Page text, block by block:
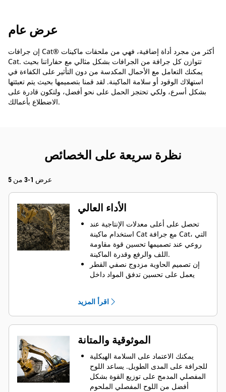
عرض عام
إن جرافات Cat®‎ أكثر من مجرد أداة إضافية، فهي من ملحقات ماكينات
Cat. تتوازن كل جرافة من الجرافات بشكل مثالي مع حفاراتنا بحيث
يمكنك التعامل مع الأحمال المكدسة من دون التأثير على الكفاءة في
استهلاك الوقود أو سلامة الماكينة. لقد قمنا بتصميمها بحيث يتم تعبئتها
بشكل أسرع، ولكي تحتجز الحمل على نحو أفضل، ولتكون قادرة على
الاضطلاع بأعمالك.
نظرة سريعة على الخصائص
عرض 1-3 من 5
الأداء العالي
تحصل على أعلى معدلات الإنتاجية عند
استخدام ماكينة Cat مع جرافة Cat، التي
روعي عند تصميمها تحسين قوة مقاومة
اللف والرفع وقدرة الماكينة.
إن تصميم الحاوية مزدوج نصفي القطر
يعمل على تحسين تدفق المواد داخل
عدم سحب الجزء السفلي من الجرافة،
يزيد استهلاك الوقود إلى الحد الأقصى
أثناء الحفر. تم تصميم جرافات Cat بحيث
تخترق المواد بمنتهى السرعة لتحسين
تحميل كمية أكبر من المواد في أقل وقت
ممكن. يساعد شكل الجرافة والقضبان
الجانبية على الاحتفاظ بمعظم المواد في
الجرافة لكل حمولة.
اقرأ المزيد
الموثوقية والمتانة
يمكنك الاعتماد على السلامة الهيكلية
للجرافة على المدى الطويل. ‏‫يساعد اللوح
المفصلي المدمج على توزيع القوة بشكل
أفضل من اللوح المفصلي الملحوم